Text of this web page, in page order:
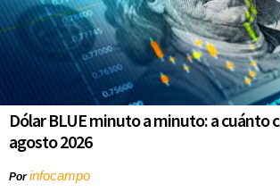
Dólar BLUE minuto a minuto: a cuánto
agosto 2026
Porinfocampo